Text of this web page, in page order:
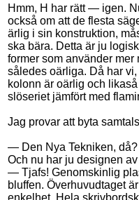
Hmm, H har rätt — igen.
också om att de flesta
ärlig i sin konstruktion,
ska bära. Detta är ju
former som använder
således oärliga. Då har
kolonn är oärlig och
slöseriet jämfört med
Jag provar att byta
— Den Nya Tekniken,
Och nu har ju designen
— Tjafs! Genomskinlig
bluffen. Överhuvudtaget
enkelhet. Hela